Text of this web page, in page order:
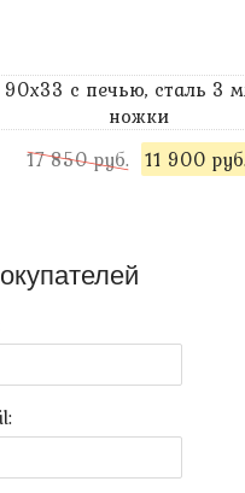
с печью, сталь 3
ножки
17 850 руб. 11 900 руб.